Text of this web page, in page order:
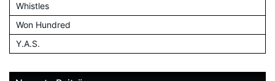
Whistles
Won Hundred
Y.A.S.